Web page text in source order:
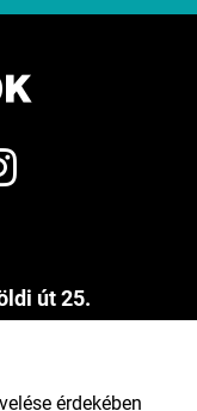
út 25.
érdekében